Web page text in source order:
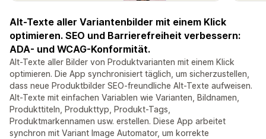
Alt-Texte aller Variantenbilder mit einem Klick
optimieren. SEO und Barrierefreiheit verbessern:
ADA- und WCAG-Konformität.
Alt-Texte aller Bilder von Produktvarianten mit einem Klick
optimieren. Die App synchronisiert täglich, um sicherzustellen,
dass neue Produktbilder SEO-freundliche Alt-Texte aufweisen.
Alt-Texte mit einfachen Variablen wie Varianten, Bildnamen,
Produkttiteln, Produkttyp, Produkt-Tags,
Produktmarkennamen usw. erstellen. Diese App arbeitet
synchron mit Variant Image Automator, um korrekte